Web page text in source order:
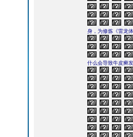
身，为修炼《雷龙
什么会导致牛皮癣